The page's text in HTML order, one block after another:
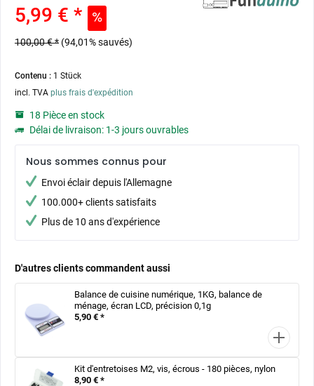
5,99 € *
100,00 € * (94,01% sauvés)
Contenu : 1 Stück
incl. TVA plus frais d'expédition
18 Pièce en stock
Délai de livraison: 1-3 jours ouvrables
Nous sommes connus pour
Envoi éclair depuis l'Allemagne
100.000+ clients satisfaits
Plus de 10 ans d'expérience
D'autres clients commandent aussi
Balance de cuisine numérique, 1KG, balance de
ménage, écran LCD, précision 0,1g
5,90 € *
Kit d'entretoises M2, vis, écrous - 180 pièces, nylon
8,90 € *